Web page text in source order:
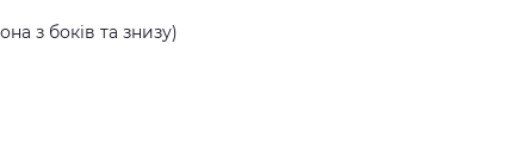
з боків та знизу)